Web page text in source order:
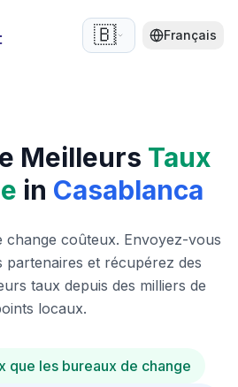
🇧🇪 Français
Meilleurs Taux
in Casablanca
change coûteux. Envoyez-vous
partenaires et récupérez des
taux depuis des milliers de
locaux.
que les bureaux de change